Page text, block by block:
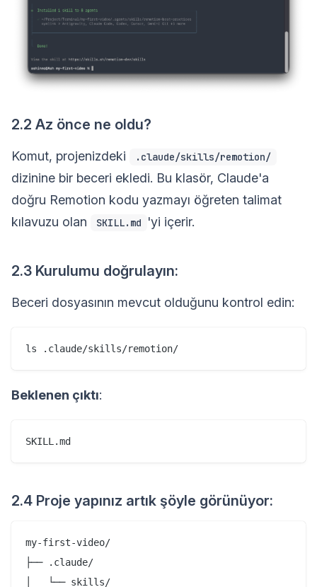
2.2 Az önce ne oldu?
Komut, projenizdeki .claude/skills/remotion/
dizinine bir beceri ekledi. Bu klasör, Claude'a
doğru Remotion kodu yazmayı öğreten talimat
kılavuzu olan
SKILL.md 'yi içerir.
2.3 Kurulumu doğrulayın:
Beceri dosyasının mevcut olduğunu kontrol edin:
Beklenen çıktı:
2.4 Proje yapınız artık şöyle görünüyor:
my-first-video/
├── .claude/
│   └── skills/